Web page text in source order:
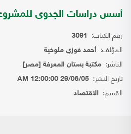
أسس دراسات الجدوى
رقم الكتاب: 3091
المؤلف: أحمد فوزي ملوخية
الناشر: مكتبة بستان المعرفة [مصر]
تاريخ النشر: 29/06/05 12:00:00 AM
القسم: الاقتصاد